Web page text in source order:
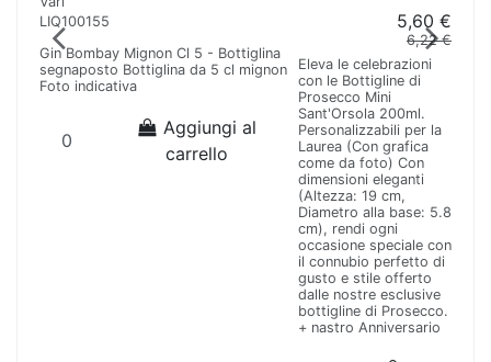
LIQ100155
Gin Bombay Mignon Cl 5 - Bottiglina
segnaposto Bottiglina da 5 cl mignon
Foto indicativa
Aggiungi al
carrello
5,60 €
6,22 €
Eleva le celebrazioni
con le Bottigline di
Prosecco Mini
Sant'Orsola 200ml.
Personalizzabili per la
Laurea (Con grafica
come da foto) Con
dimensioni eleganti
(Altezza: 19 cm,
Diametro alla base: 5.8
cm), rendi ogni
occasione speciale con
il connubio perfetto di
gusto e stile offerto
dalle nostre esclusive
bottigline di Prosecco.
+ nastro Anniversario